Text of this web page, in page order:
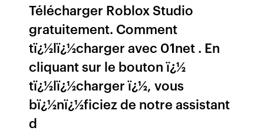
Télécharger Roblox Studio
gratuitement. Comment
tï¿½lï¿½charger avec 01net . En
cliquant sur le bouton ï¿½
tï¿½lï¿½charger ï¿½, vous
bï¿½nï¿½ficiez de notre assistant
d